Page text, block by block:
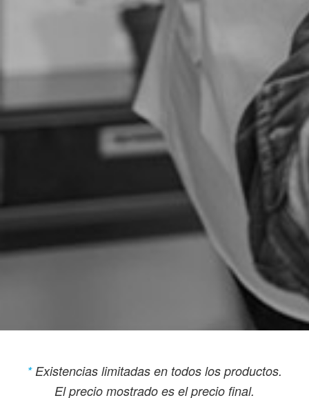
*Existencias limitadas en todos los productos.
El precio mostrado es el precio final.